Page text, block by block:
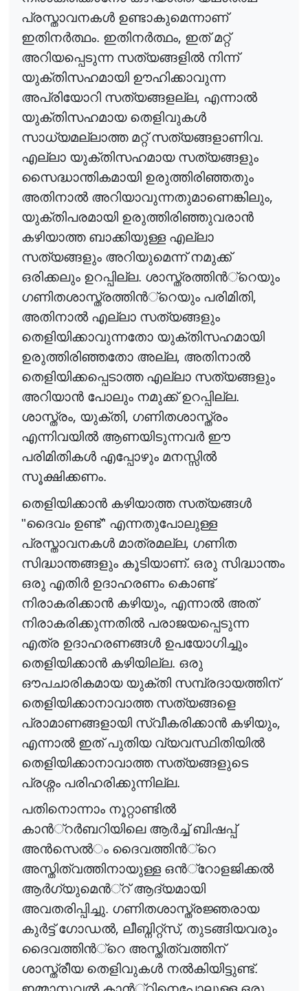
പ്രസ്താവനകൾ ഉണ്ടാകുമെന്നാണ്
ഇതിനർത്ഥം. ഇതിനർത്ഥം, ഇത് മറ്റ്
അറിയപ്പെടുന്ന സത്യങ്ങളിൽനിന്ന്
യുക്തിസഹമായി ഊഹിക്കാവുന്ന
അപ്രിയോറി സത്യങ്ങളല്ല, എന്നാൽ
യുക്തിസഹമായ തെളിവുകൾ
സാധ്യമല്ലാത്ത മറ്റ് സത്യങ്ങളാണിവ.
എല്ലാ യുക്തിസഹമായ സത്യങ്ങളും
സൈദ്ധാന്തികമായി ഉരുത്തിരിഞ്ഞതും
അതിനാൽഅറിയാവുന്നതുമാണെങ്കിലും,
യുക്തിപരമായി ഉരുത്തിരിഞ്ഞുവരാൻ
കഴിയാത്ത ബാക്കിയുള്ള എല്ലാ
സത്യങ്ങളും അറിയുമെന്ന് നമുക്ക്
ഒരിക്കലും ഉറപ്പില്ല. ശാസ്ത്രത്തിൻ്റെയും
ഗണിതശാസ്ത്രത്തിൻ്റെയും പരിമിതി,
അതിനാൽഎല്ലാ സത്യങ്ങളും
തെളിയിക്കാവുന്നതോ യുക്തിസഹമായി
ഉരുത്തിരിഞ്ഞതോ അല്ല, അതിനാൽ
തെളിയിക്കപ്പെടാത്ത എല്ലാ സത്യങ്ങളും
അറിയാൻ പോലും നമുക്ക് ഉറപ്പില്ല.
ശാസ്ത്രം, യുക്തി, ഗണിതശാസ്ത്രം
എന്നിവയിൽആണയിടുന്നവർഈ
പരിമിതികൾ എപ്പോഴും മനസ്സിൽ
സൂക്ഷിക്കണം.
തെളിയിക്കാൻ കഴിയാത്ത സത്യങ്ങൾ
"ദൈവം ഉണ്ട്" എന്നതുപോലുള്ള
പ്രസ്താവനകൾ മാത്രമല്ല, ഗണിത
സിദ്ധാന്തങ്ങളും കൂടിയാണ്. ഒരു സിദ്ധാന്തം
ഒരു എതിർഉദാഹരണം കൊണ്ട്
നിരാകരിക്കാൻ കഴിയും, എന്നാൽഅത്
നിരാകരിക്കുന്നതിൽപരാജയപ്പെടുന്ന
എത്ര ഉദാഹരണങ്ങൾ ഉപയോഗിച്ചും
തെളിയിക്കാൻ കഴിയില്ല. ഒരു
ഔപചാരികമായ യുക്തി സമ്പ്രദായത്തിന്
തെളിയിക്കാനാവാത്ത സത്യങ്ങളെ
പ്രാമാണങ്ങളായി സ്വീകരിക്കാൻ കഴിയും,
എന്നാൽഇത് പുതിയ വ്യവസ്ഥിതിയിൽ
തെളിയിക്കാനാവാത്ത സത്യങ്ങളുടെ
പ്രശ്നം പരിഹരിക്കുന്നില്ല.
പതിനൊന്നാം നൂറ്റാണ്ടിൽ
കാൻ്റർബറിയിലെആർച്ച്ബിഷപ്പ്
അൻസെൽം ദൈവത്തിൻ്റെ
അസ്തിത്വത്തിനായുള്ള ഒൻ്റോളജിക്കൽ
ആർഗ്യുമെൻ്റ്ആദ്യമായി
അവതരിപ്പിച്ചു. ഗണിതശാസ്ത്രജ്ഞരായ
കുർട്ട്ഗോഡൽ, ലീബ്നിറ്റ്സ്, തുടങ്ങിയവരും
ദൈവത്തിൻ്റെ അസ്തിത്വത്തിന്
ശാസ്ത്രീയ തെളിവുകൾ നൽകിയിട്ടുണ്ട്.